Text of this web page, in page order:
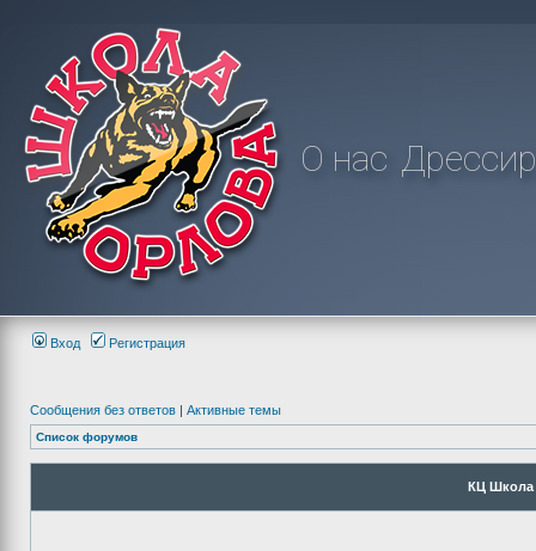
О нас
Вход Регистрация
Сообщения без ответов | Активные темы
Список форумов
КЦ Школа